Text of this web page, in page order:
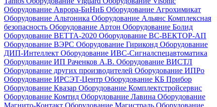
Оборудование Аврора-БиНиБ Оборудование Агрохимикат
Оборудование Альтоника Оборудование Альянс Комплексная
безопасность Оборудование Артон Оборудование Болид
Оборудование ВЕТТА-2020 Оборудование ВС-ВЕКТОР-АП
Оборудование ВЭРС Оборудование Гириконд Оборудование
ДИП-Интеллект Оборудование ИВС-Сигналспецавтоматика
Оборудование ИП Раченков А.В. Оборудование ВИСТЛ
Оборудование других производителей Оборудование ИПРо
Оборудование ИРСЭТ-Центр Оборудование КБ Прибор
Оборудование Квазар Оборудование Комплектстройсервис
Оборудование Комтид Оборудование Лавина Оборудование
Магнито-Контакт Оборудование Магистраль Оборудование